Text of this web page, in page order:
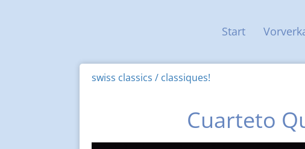
Haupt-Navigation
Start
swiss classics / classiques!
Cuarteto